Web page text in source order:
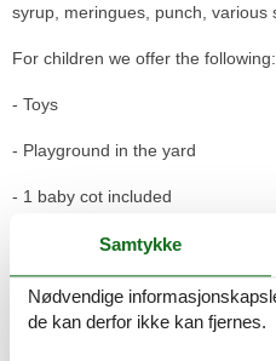
syrup, meringues, punch, various
For children we offer the following:
- Toys
- Playground in the yard
- 1 baby cot included
Our animals:
On our farm we have dairy cows,
chickens and pigs.
Samtykke
Nødvendige
de kan derfor ikke kan fjernes.